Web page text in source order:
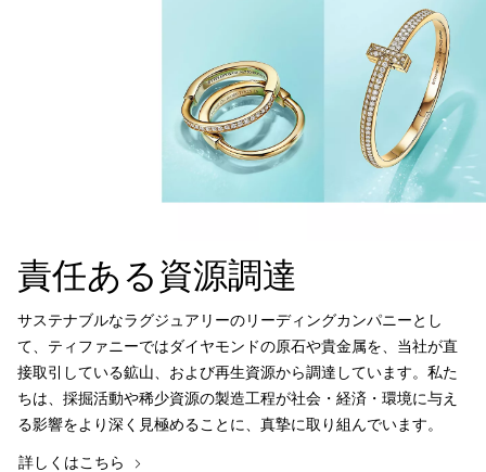
責任ある資源調達
サステナブルなラグジュアリーのリーディングカンパニーとし
て、ティファニーではダイヤモンドの原石や貴金属を、当社が直
接取引している鉱山、および再生資源から調達しています。私た
ちは、採掘活動や稀少資源の製造工程が社会・経済・環境に与え
る影響をより深く見極めることに、真摯に取り組んでいます。
詳しくはこちら